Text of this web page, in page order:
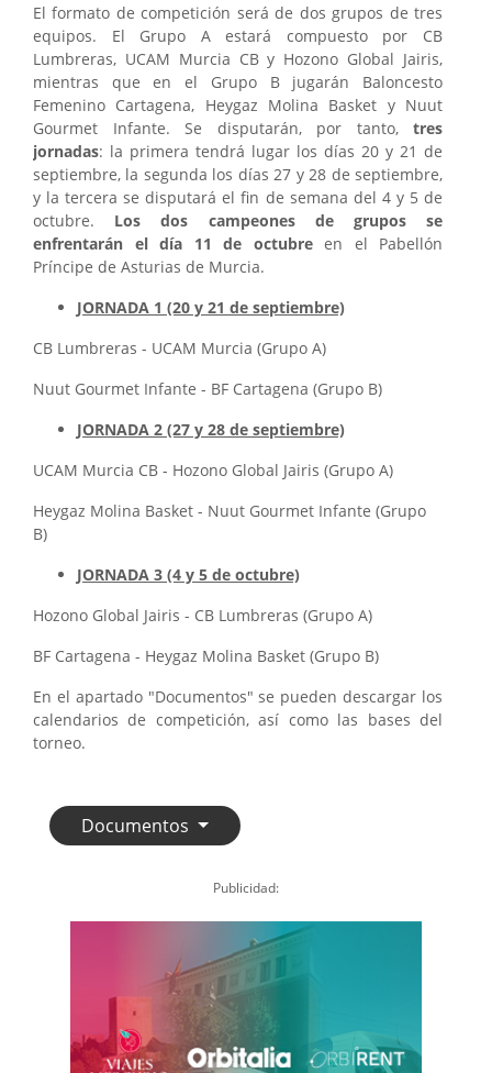
El formato de competición será de dos grupos de tres
equipos. El Grupo A estará compuesto por CB
Lumbreras, UCAM Murcia CB y Hozono Global Jairis,
mientras que en el Grupo B jugarán Baloncesto
Femenino Cartagena, Heygaz Molina Basket y Nuut
Gourmet Infante. Se disputarán, por tanto, tres
jornadas: la primera tendrá lugar los días 20 y 21 de
septiembre, la segunda los días 27 y 28 de septiembre,
y la tercera se disputará el fin de semana del 4 y 5 de
octubre. Los dos campeones de grupos se
enfrentarán el día 11 de octubreen el Pabellón
Príncipe de Asturias de Murcia.
JORNADA 1 (20 y 21 de septiembre)
CB Lumbreras - UCAM Murcia (Grupo A)
Nuut Gourmet Infante - BF Cartagena (Grupo B)
JORNADA 2 (27 y 28 de septiembre)
UCAM Murcia CB - Hozono Global Jairis (Grupo A)
Heygaz Molina Basket - Nuut Gourmet Infante (Grupo
B)
JORNADA 3 (4 y 5 de octubre)
Hozono Global Jairis - CB Lumbreras (Grupo A)
BF Cartagena - Heygaz Molina Basket (Grupo B)
En el apartado "Documentos" se pueden descargar los
calendarios de competición, así como las bases del
torneo.
Documentos
Publicidad: